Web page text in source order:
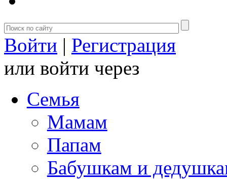
Войти | Регистрация
или войти через
Семья
Мамам
Папам
Бабушкам и